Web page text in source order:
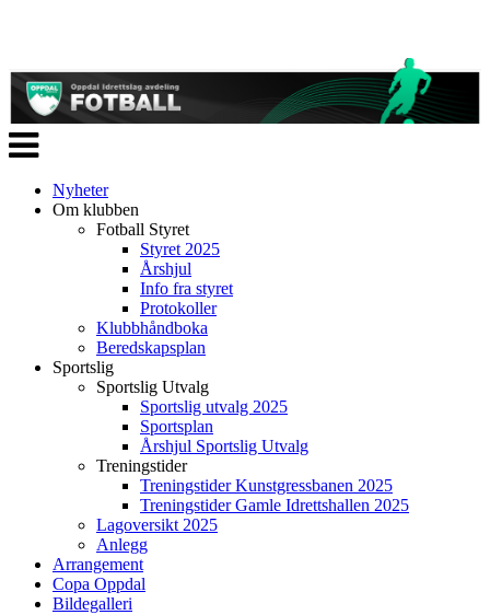
Veksle
navigasjon
Nyheter
Om klubben
Fotball Styret
Styret 2025
Årshjul
Info fra styret
Protokoller
Klubbhåndboka
Beredskapsplan
Sportslig
Sportslig Utvalg
Sportslig utvalg 2025
Sportsplan
Årshjul Sportslig Utvalg
Treningstider
Treningstider Kunstgressbanen 2025
Treningstider Gamle Idrettshallen 2025
Lagoversikt 2025
Anlegg
Arrangement
Copa Oppdal
Bildegalleri